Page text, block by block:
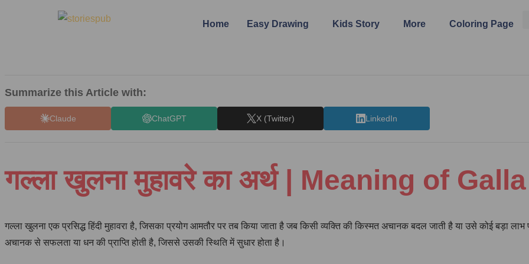
Home Easy Drawing Kids Story More Coloring Page
Summarize this Article with:
Claude ChatGPT X (Twitter) LinkedIn
गल्ला खुलना मुहावरे का अर्थ | Meaning of
गल्ला खुलना एक प्रसिद्ध हिंदी मुहावरा है, जिसका प्रयोग आमतौर पर तब किया जाता है जब किसी व्यक्ति की किस्मत अचानक बदल जाती है या उसे कोई बड़ा लाभ
अचानक से सफलता या धन की प्राप्ति होती है, जिससे उसकी स्थिति में सुधार होता है।